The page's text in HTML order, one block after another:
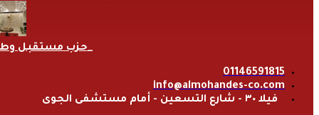
حزب مستقبل
01146591815
info@almohandes-co.com
فيلا ٣٠ - شارع التسعين - أمام مستشفى الجوى